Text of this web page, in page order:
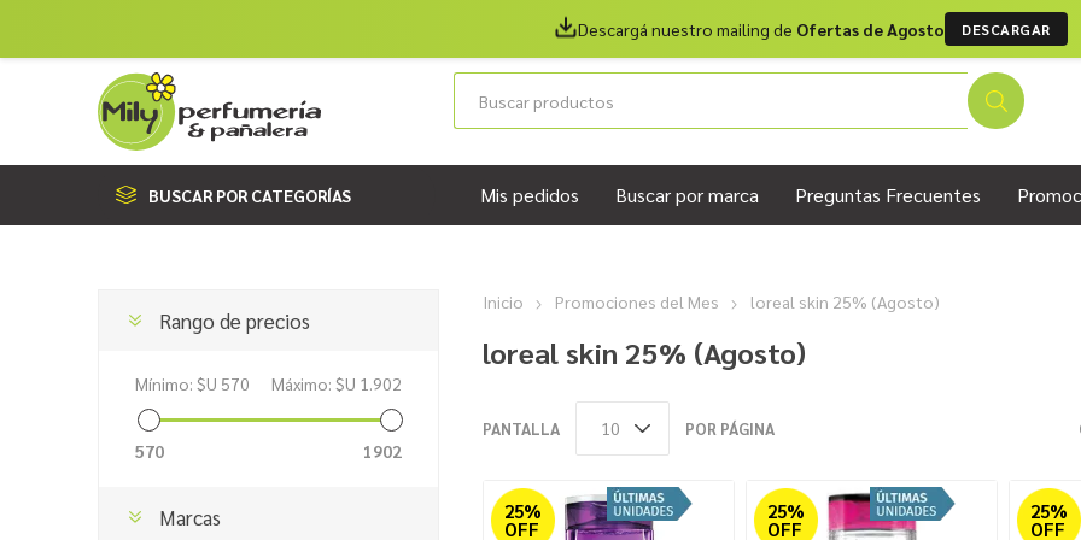
Descargá nuestro mailing de Ofertas de Agosto DESCARGAR
BUSCAR POR CATEGORÍAS Mis pedidos Buscar por marca Preguntas Frecuentes
Inicio Promociones del Mes loreal skin 25% (Agosto)
loreal skin 25% (Agosto)
PANTALLA POR PÁGINA
25%
OFF
25%
OFF
25%
OFF
Rango de precios
Mínimo: $U 570 Máximo: $U 1.902
570 1902
Marcas